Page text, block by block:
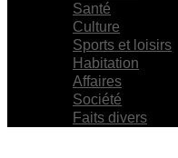
Santé
Culture
Sports et loisirs
Habitation
Affaires
Société
Faits divers